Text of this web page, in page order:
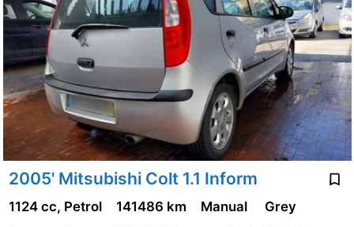
2005' Mitsubishi Colt 1.1 Inform
1124 cc, Petrol 141486 km Manual Grey